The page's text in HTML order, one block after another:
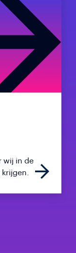
wij in de